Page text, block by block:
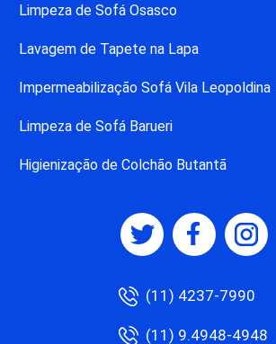
Limpeza de Sofá Osasco
Lavagem de Tapete na Lapa
Impermeabilização Sofá Vila Leopoldina
Limpeza de Sofá Barueri
Higienização de Colchão Butantã
(11) 4237-7990
(11) 9.4948-4948